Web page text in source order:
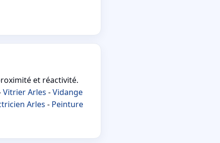
et réactivité.
Vitrier Arles -Vidange
Arles - Peinture